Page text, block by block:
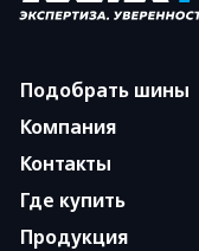
Подобрать шины
Компания
Контакты
Где купить
Продукция